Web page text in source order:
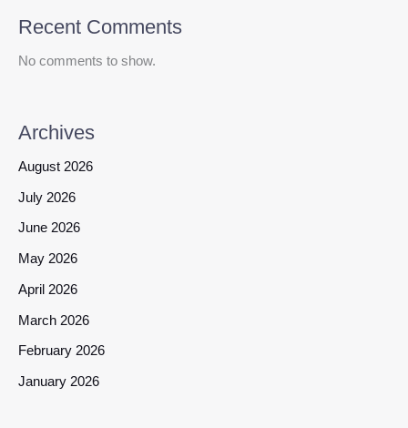
Recent Comments
No comments to show.
Archives
August 2026
July 2026
June 2026
May 2026
April 2026
March 2026
February 2026
January 2026